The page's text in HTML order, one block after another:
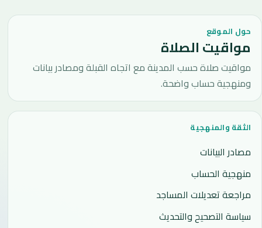
حول الموقع
مواقيت الصلاة
مواقيت صلاة حسب المدينة مع اتجاه القبلة ومصادر بيانات
ومنهجية حساب واضحة.
الثقة والمنهجية
مصادر البيانات
منهجية الحساب
مراجعة تعديلات المساجد
سياسة التصحيح والتحديث